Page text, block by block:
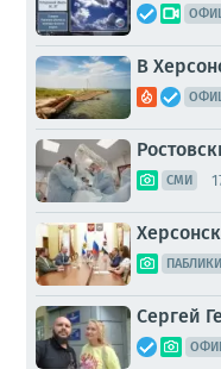
В
СМИ
ПАБЛИКИ
Сергей